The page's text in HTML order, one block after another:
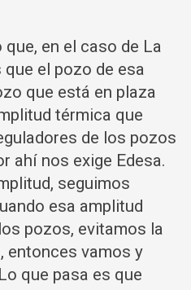
en el caso de La
que el pozo de esa
que está en plaza
térmica que
de los pozos
ahí nos exige Edesa.
seguimos
esa amplitud
pozos, evitamos la
entonces vamos y
que pasa es que